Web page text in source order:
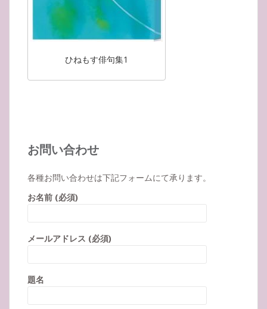
ひねもす俳句集1
お問い合わせ
各種お問い合わせは下記フォームにて承ります。
お名前 (必須)
メールアドレス (必須)
題名